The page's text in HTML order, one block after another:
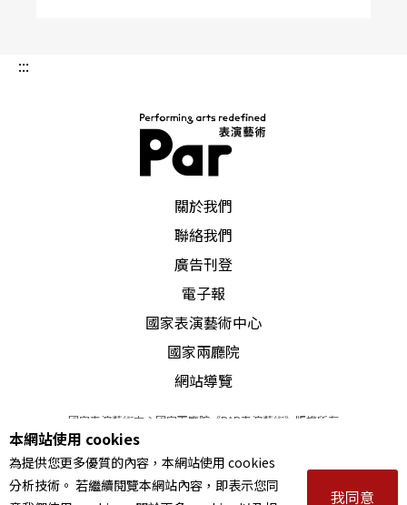
:::
關於我們
聯絡我們
廣告刊登
電子報
國家表演藝術中心
國家兩廳院
網站導覽
國家表演藝術中心國家兩廳院《PAR表演藝術》版權所有
© 2022Performing arts redefined. All Rights Reserved
統一編號 Tax Id number 00973926
本站所提供相關演出資訊，如有異動應以主辦單位公告為準。
本網站使用 cookies
為提供您更多優質的內容，本網站使用 cookies
分析技術。 若繼續閱覽本網站內容，即表示您同
我同意